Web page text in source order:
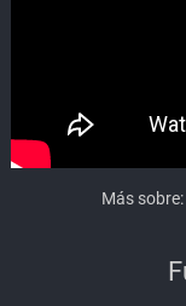
Más sobre: